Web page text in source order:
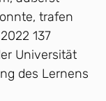
trafen
137
Universität
des Lernens